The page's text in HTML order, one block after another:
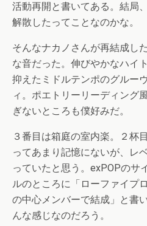
活動再開と書いてある。結局
解散したってことなのかな。
そんなナカノさんが再結成し
な音だった。伸びやかなハイ
抑えたミドルテンポのグルー
ィ。ポエトリーリーディング
ぎないところも僕好みだ。
３番目は箱庭の室内楽。２杯
ってあまり記憶にないが、レ
っていたと思う。exPOPのサ
ルのところに「ローファイプ
の中心メンバーで結成」と書
んな感じなのだろう。